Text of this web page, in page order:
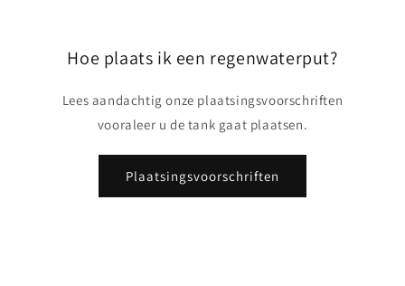
Hoe plaats ik een regenwaterput?
Lees aandachtig onze plaatsingsvoorschriften
vooraleer u de tank gaat plaatsen.
Plaatsingsvoorschriften